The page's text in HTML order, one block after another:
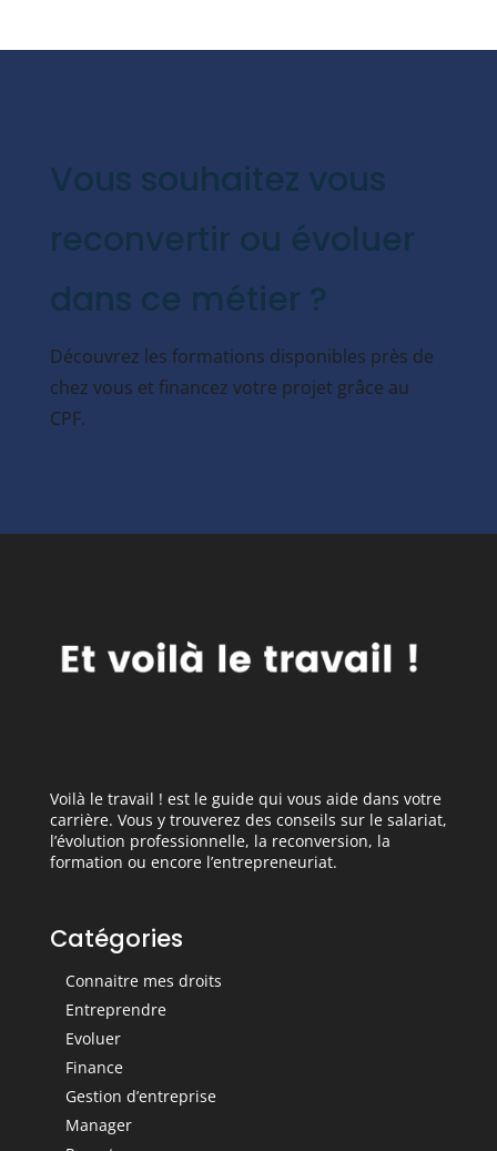
Vous souhaitez vous
reconvertir ou évoluer
dans ce métier ?
Découvrez les formations disponibles près de
chez vous et financez votre projet grâce au
CPF.
Voilà le travail ! est le guide qui vous aide dans votre
carrière. Vous y trouverez des conseils sur le salariat,
l’évolution professionnelle, la reconversion, la
formation ou encore l’entrepreneuriat.
Catégories
Connaitre mes droits
Entreprendre
Evoluer
Finance
Gestion d’entreprise
Manager